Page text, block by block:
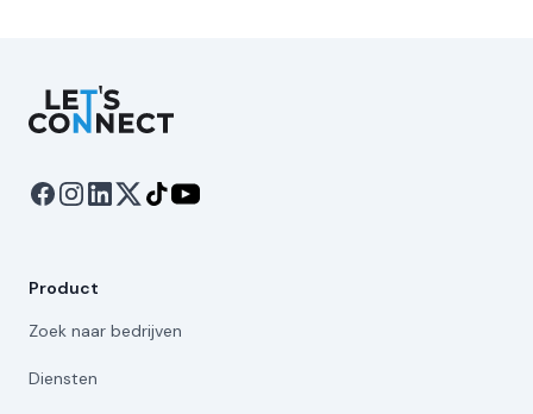
Let's Connect
Product
Zoek naar bedrijven
Diensten